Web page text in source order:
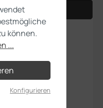
können.
...
Konfigurieren